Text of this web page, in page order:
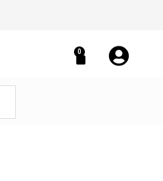
0
Carrinho